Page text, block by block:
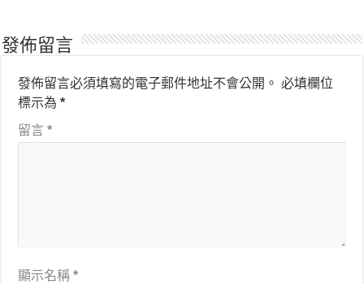
發佈留言
發佈留言必須填寫的電子郵件地址不會公開。 必填欄位
標示為*
留言*
顯示名稱*